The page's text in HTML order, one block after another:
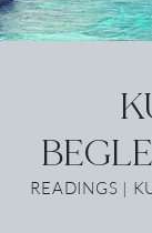
READINGS |